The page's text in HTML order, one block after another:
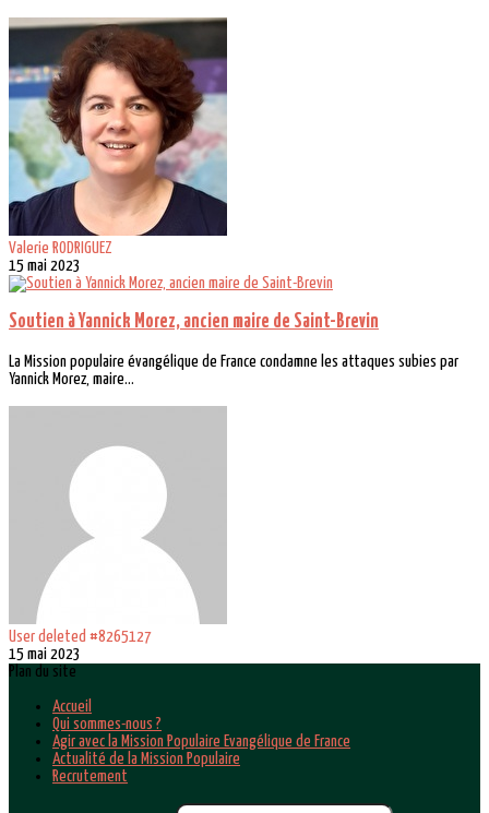
Valerie RODRIGUEZ
15 mai 2023
Soutien à Yannick Morez, ancien maire de Saint-Brevin
La Mission populaire évangélique de France condamne les attaques subies par
Yannick Morez, maire...
User deleted #8265127
15 mai 2023
Plan du site
Accueil
Qui sommes-nous ?
Agir avec la Mission Populaire Evangélique de France
Actualité de la Mission Populaire
Recrutement